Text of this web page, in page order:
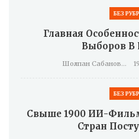
БЕЗ
Главная
Выборов В
Шолпан Сабанова
БЕЗ
Свыше 1900 ИИ-
Стран